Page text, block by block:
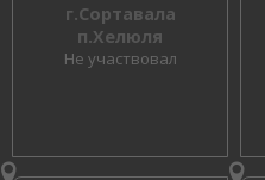
г.Сортавала
п.Хелюля
Не участвовал